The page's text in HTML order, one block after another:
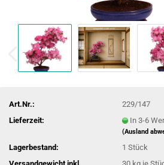
Art.Nr.:
229/147
Lieferzeit:
In 3-6
(Ausland
Lagerbestand: 1Stück
Versandgewicht inkl.
30 kg je